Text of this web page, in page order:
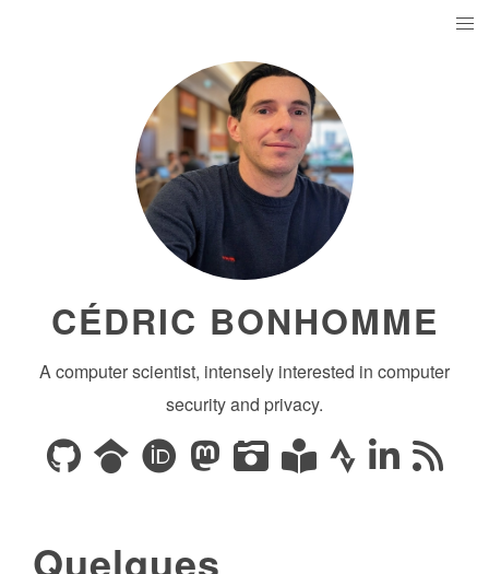
CÉDRIC BONHOMME
A computer scientist, intensely interested in computer
security and privacy.
Quelques